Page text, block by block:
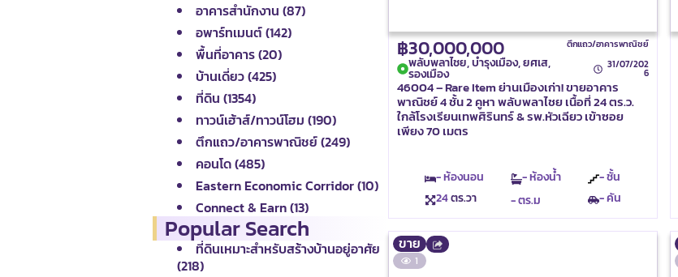
อาคารสำนักงาน (87)
อพาร์ทเมนต์ (142)
พื้นที่อาคาร (20)
บ้านเดี่ยว (425)
ที่ดิน (1354)
ทาวน์เฮ้าส์/ทาวน์โฮม (190)
ตึกแถว/อาคารพาณิชย์ (249)
คอนโด (485)
Eastern Economic Corridor (10)
Connect & Earn (13)
Popular Search
ที่ดินเหมาะสำหรับสร้างบ้านอยู่อาศัย
(218)
฿30,000,000 ตึกแถว/อาคารพาณิชย์
พลับพลาไชย, บำรุงเมือง, ยศเส,
รองเมือง
31/07/202
6
46004 – Rare Item ย่านเมืองเก่า! ขายอาคาร
พาณิชย์ 4 ชั้น 2 คูหา พลับพลาไชย เนื้อที่ 24 ตร.ว.
ใกล้โรงเรียนเทพศิรินทร์ & รพ.หัวเฉียว เข้าซอย
เพียง 70 เมตร
- ห้องนอน - ห้องน้ำ
- ชั้น
24ตร.วา - ตร.ม - คัน
ขาย
1